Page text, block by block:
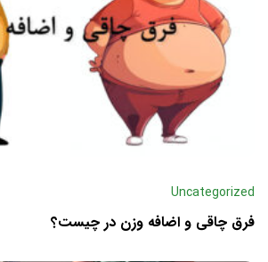
Uncategorized
فرق چاقی و اضافه وزن در چیست؟